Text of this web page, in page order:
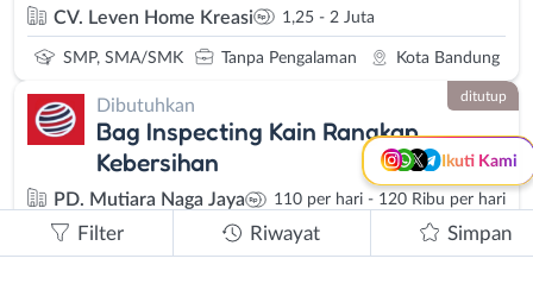
CV. Leven Home Kreasi 1,25 - 2 Juta
SMP, SMA/SMK Tanpa Pengalaman Kota Bandung
Dibutuhkan
Bag Inspecting Kain Rangkap
Kebersihan
PD. Mutiara Naga Jaya 110 per hari - 120 Ribu per hari
SMA / SMK 0 - 2 Tahun Cimahi
ditutup
Ikuti Kami
X - Twitter
Kanal Lainnya..
Filter Riwayat Simpan